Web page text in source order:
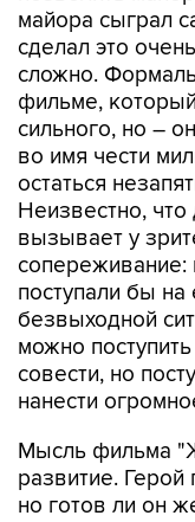
сложно.
фильме,
сильного, но –
во имя чести
остаться
Неизвестно, что
вызывает у
сопереживание:
поступали бы
безвыходной
можно
совести, но
нанести
Мысль фильма
но готов ли он
благородства?
жертвует собой